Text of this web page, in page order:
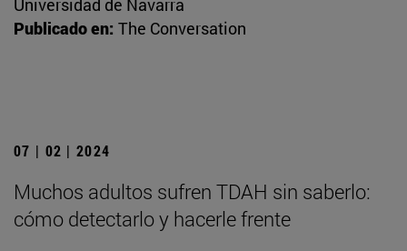
Universidad de Navarra
Publicado en: The Conversation
07 | 02 | 2024
Muchos adultos sufren TDAH sin saberlo:
cómo detectarlo y hacerle frente